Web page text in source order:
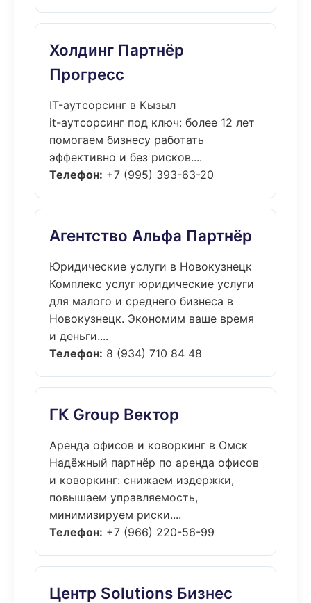
Холдинг Партнёр
Прогресс
IT-аутсорсинг в Кызыл
it-аутсорсинг под ключ: более 12 лет
помогаем бизнесу работать
эффективно и без рисков....
Телефон: +7 (995) 393-63-20
Агентство Альфа Партнёр
Юридические услуги в Новокузнецк
Комплекс услуг юридические услуги
для малого и среднего бизнеса в
Новокузнецк. Экономим ваше время
и деньги....
Телефон: 8 (934) 710 84 48
ГК Group Вектор
Аренда офисов и коворкинг в Омск
Надёжный партнёр по аренда офисов
и коворкинг: снижаем издержки,
повышаем управляемость,
минимизируем риски....
Телефон: +7 (966) 220-56-99
Центр Solutions Бизнес